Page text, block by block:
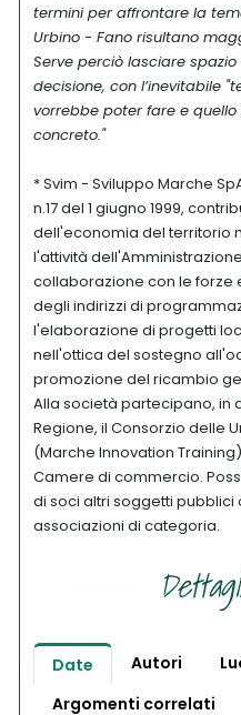
termini per affrontare la
Urbino - Fano risultano
Serve perciò lasciare
decisione, con l’inevitabile
vorrebbe poter fare e
concreto."
* Svim - Sviluppo Marche
n.17 del 1 giugno 1999,
dell'economia del territorio
l'attività
collaborazione con le forze
degli indirizzi di
l'elaborazione di progetti
nell'ottica del sostegno
promozione del ricambio
Alla società partecipano, in
Regione, il Consorzio delle
(Marche Innovation
Camere di commercio.
di soci altri soggetti
associazioni di categoria.
Date Autori
Argomenti correlati